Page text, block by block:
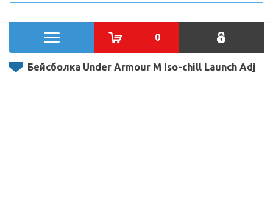
0
Бейсболка Under Armour M Iso-chill Launch Adj